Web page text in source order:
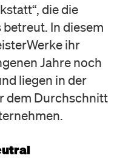
die die
betreut. In diesem
ihr
Jahre noch
liegen in der
dem Durchschnitt